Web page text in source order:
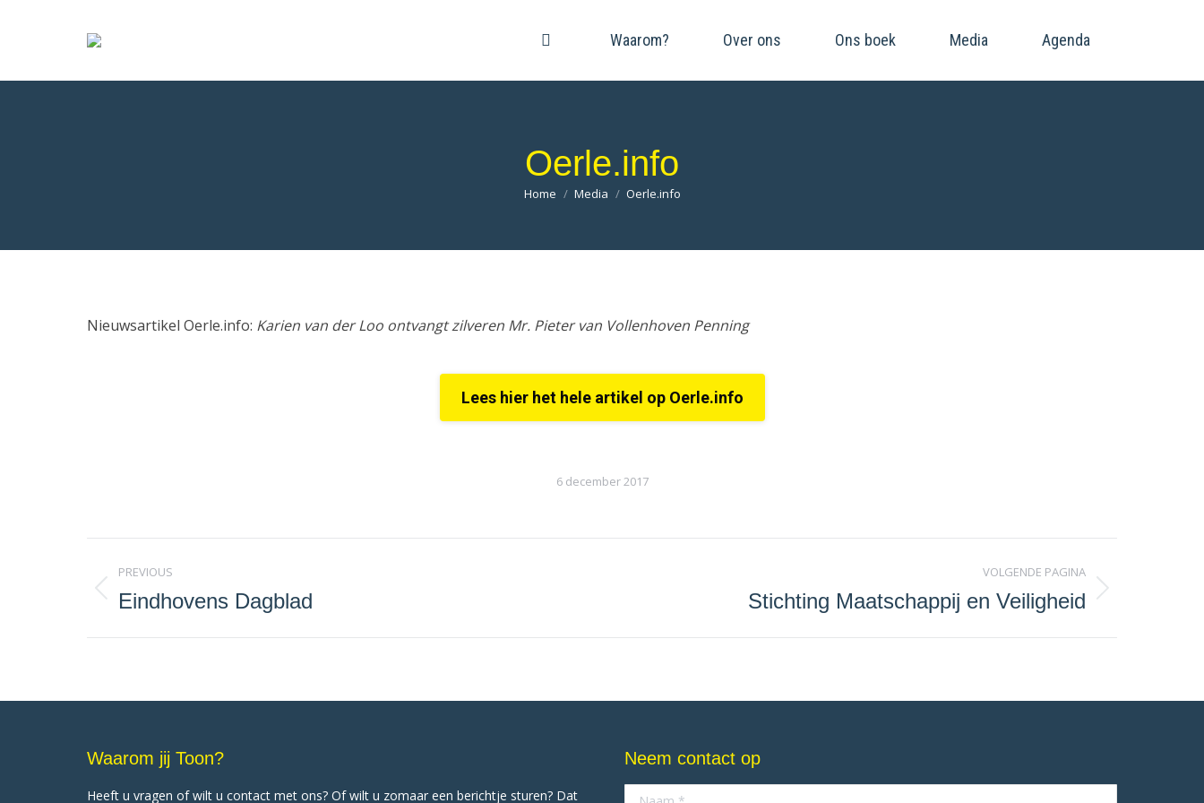
Waarom? Over ons Ons boek Media Agenda
Oerle.info
Je bent hier:
Home Media Oerle.info
Nieuwsartikel Oerle.info: Karien van der Loo ontvangt zilveren Mr. Pieter van Vollenhoven Penning
Lees hier het hele artikel op Oerle.info
6 december 2017
Project
navigation
PREVIOUS
Previous
Eindhovens Dagblad
VOLGENDE PAGINA
Stichting Maatschappij en Veiligheid
Waarom jij Toon?
Heeft u vragen of wilt u contact met ons? Of wilt u zomaar een berichtje sturen? Dat
Neem contact op
Naam *